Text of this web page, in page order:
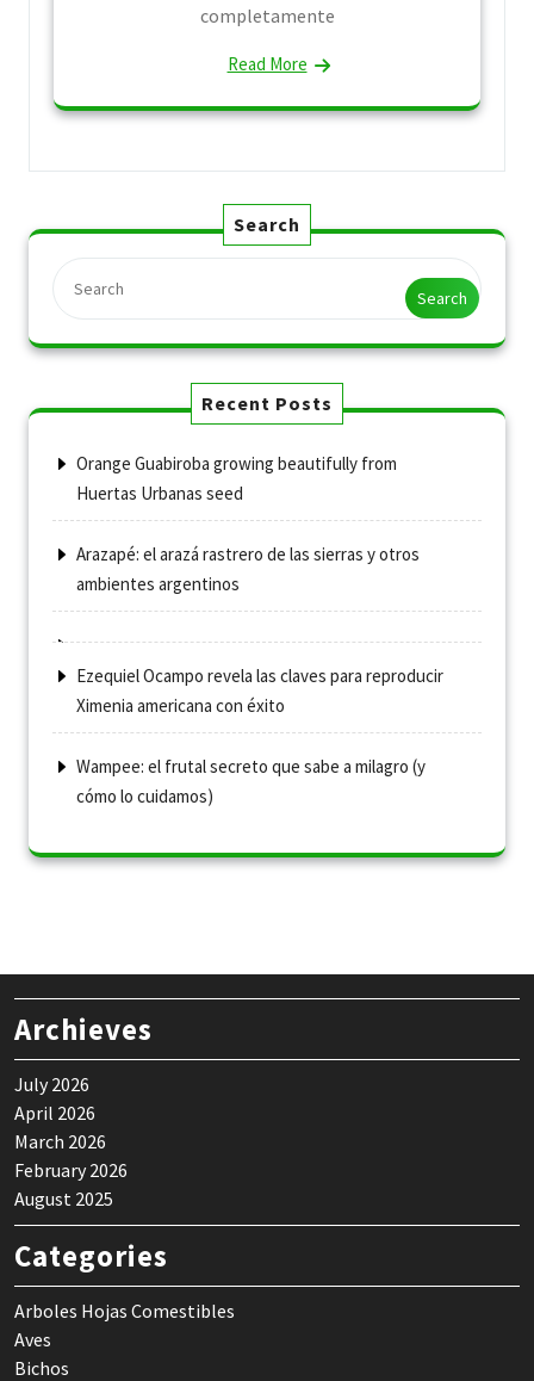
completamente
Read More
Search
Search
Recent Posts
Orange Guabiroba growing beautifully from
Huertas Urbanas seed
Arazapé: el arazá rastrero de las sierras y otros
ambientes argentinos
Ezequiel Ocampo revela las claves para reproducir
Ximenia americana con éxito
Wampee: el frutal secreto que sabe a milagro (y
cómo lo cuidamos)
Archieves
July 2026
April 2026
March 2026
February 2026
August 2025
Categories
Arboles Hojas Comestibles
Aves
Bichos